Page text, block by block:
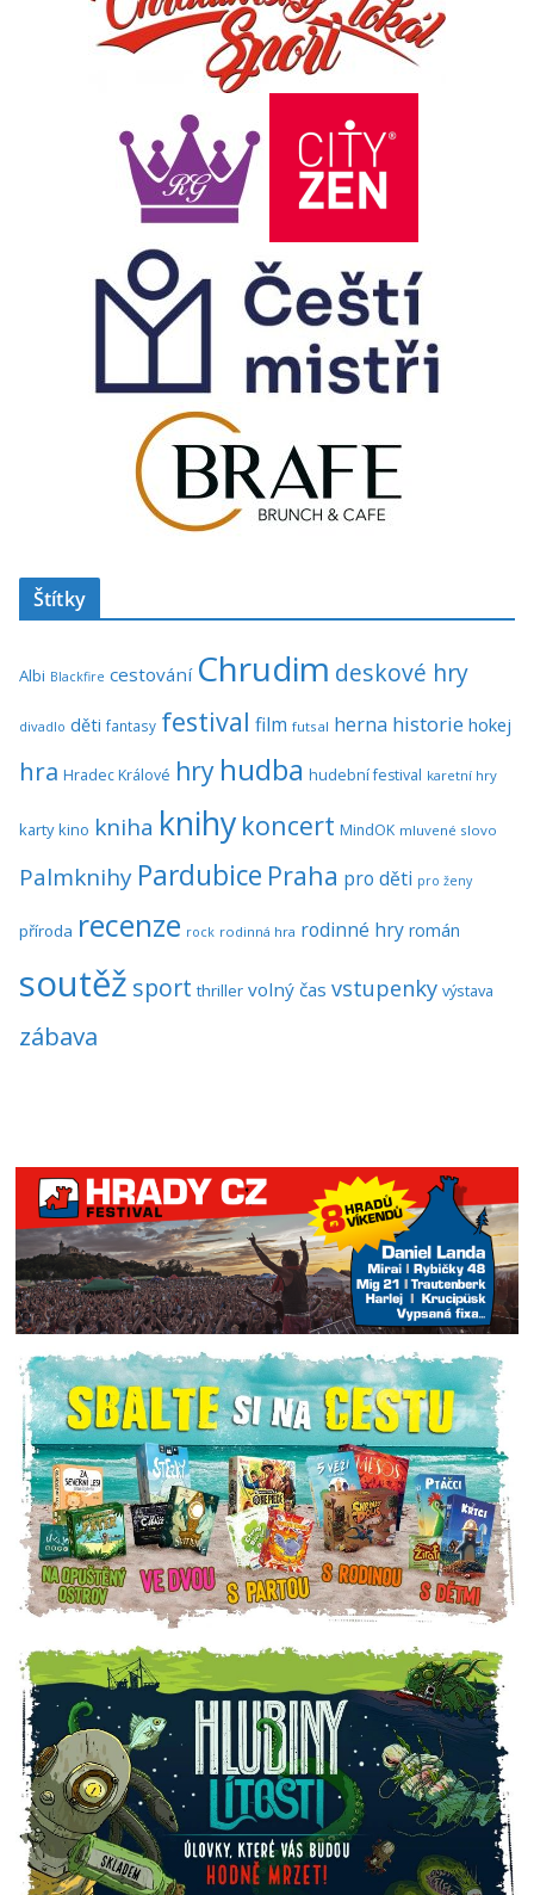
Štítky
Albi Blackfire cestování Chrudim deskové hry
divadlo děti fantasy festival film futsal herna historie hokej
hra Hradec Králové hry hudba hudební festival karetní hry
karty kino kniha knihy koncert MindOK mluvené slovo
Palmknihy Pardubice Praha pro děti pro ženy
příroda recenze rock rodinná hra rodinné hry román
soutěž sport thriller volný čas vstupenky výstava
zábava